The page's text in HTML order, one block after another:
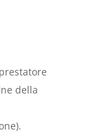
della